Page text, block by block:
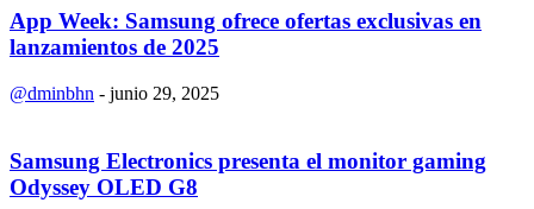
App Week: Samsung ofrece ofertas exclusivas en
lanzamientos de 2025
@dminbhn - junio 29, 2025
Samsung Electronics presenta el monitor gaming
Odyssey OLED G8